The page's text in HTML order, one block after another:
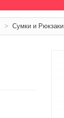
> Сумки и Рюкзаки